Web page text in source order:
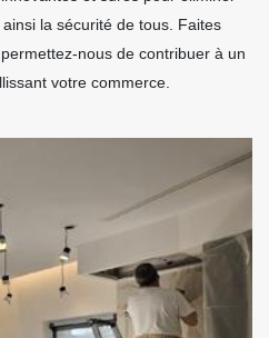
la sécurité de tous. Faites
nous de contribuer à un
votre commerce.